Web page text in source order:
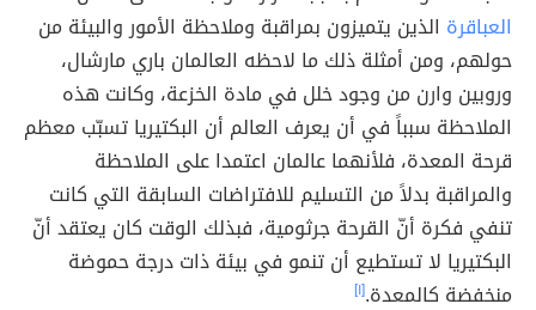
العباقرة الذين يتميزون بمراقبة وملاحظة الأمور والبيئة من
حولهم، ومن أمثلة ذلك ما لاحظه العالمان باري مارشال،
وروبين وارن من وجود خلل في مادة الخزعة، وكانت هذه
الملاحظة سبباً في أن يعرف العالم أن البكتيريا تسبّب معظم
قرحة المعدة، فلأنهما عالمان اعتمدا على الملاحظة
والمراقبة بدلاً من التسليم للافتراضات السابقة التي كانت
تنفي فكرة أنّ القرحة جرثومية، فبذلك الوقت كان يعتقد أنّ
البكتيريا لا تستطيع أن تنمو في بيئة ذات درجة حموضة
منخفضة كالمعدة.[١]